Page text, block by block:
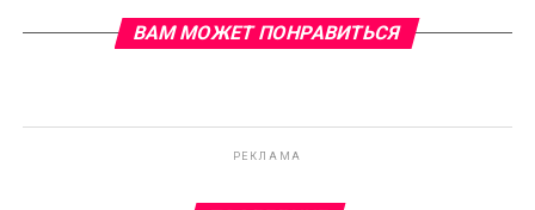
ВАМ МОЖЕТ ПОНРАВИТЬСЯ
РЕКЛАМА